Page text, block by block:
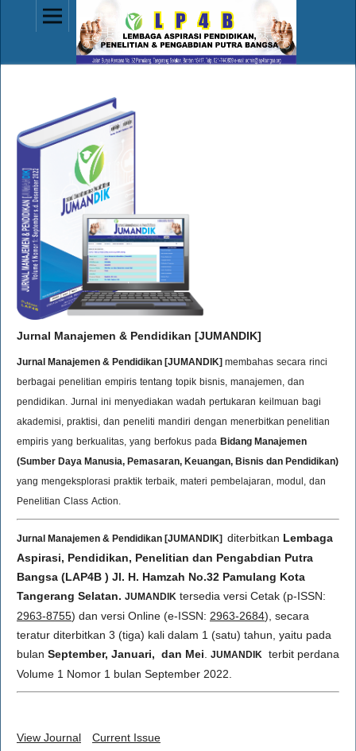
Jurnal Manajemen & Pendidikan [JUMANDIK]
Jurnal Manajemen & Pendidikan [JUMANDIK] membahas secara rinci
berbagai penelitian empiris tentang topik bisnis, manajemen, dan
pendidikan. Jurnal ini menyediakan wadah pertukaran keilmuan bagi
akademisi, praktisi, dan peneliti mandiri dengan menerbitkan penelitian
empiris yang berkualitas, yang berfokus pada Bidang Manajemen
(Sumber Daya Manusia, Pemasaran, Keuangan, Bisnis dan Pendidikan)
yang mengeksplorasi praktik terbaik, materi pembelajaran, modul, dan
Penelitian Class Action.
Jurnal Manajemen & Pendidikan [JUMANDIK] diterbitkan Lembaga
Aspirasi, Pendidikan, Penelitian dan Pengabdian Putra
Bangsa (LAP4B ) Jl. H. Hamzah No.32 Pamulang Kota
Tangerang Selatan. JUMANDIK tersedia versi Cetak (p-ISSN:
2963-8755) dan versi Online (e-ISSN: 2963-2684), secara
teratur diterbitkan 3 (tiga) kali dalam 1 (satu) tahun, yaitu pada
bulan September, Januari, dan Mei JUMANDIK
terbit perdana
Volume 1 Nomor 1 bulan September 2022.
View Journal Current Issue